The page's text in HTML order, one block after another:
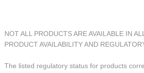
NOT ALL PRODUCTS ARE AVAILABLE IN
PRODUCT AVAILABILITY AND
The listed regulatory status for products